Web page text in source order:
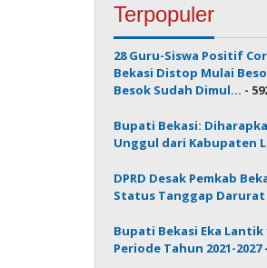
Terpopuler
28 Guru-Siswa Positif
Bekasi Distop Mulai
Besok Sudah Dimul... -
Bupati Bekasi:
Unggul dari Kabupaten
DPRD Desak Pemkab
Status Tanggap Darurat
Bupati Bekasi Eka Lantik
Periode Tahun 2021-2027